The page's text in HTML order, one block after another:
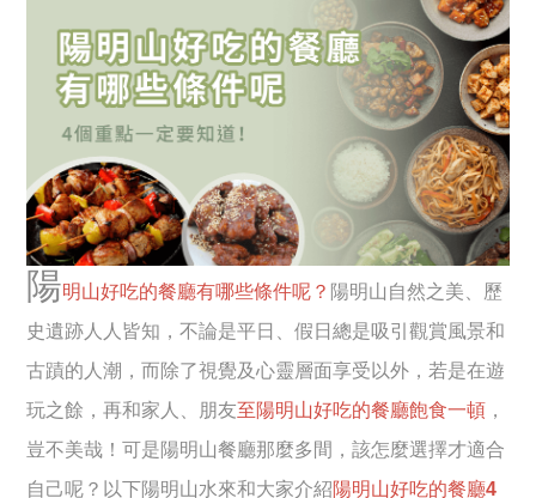
陽明山好吃的餐廳有哪些條件呢？ 陽明山自然之美、歷
史遺跡人人皆知，不論是平日、假日總是吸引觀賞風景和
古蹟的人潮，而除了視覺及心靈層面享受以外，若是在遊
玩之餘，再和家人、朋友至陽明山好吃的餐廳飽食一頓 ，
豈不美哉！可是陽明山餐廳那麼多間，該怎麼選擇才適合
自己呢？以下陽明山水來和大家介紹陽明山好吃的餐廳4